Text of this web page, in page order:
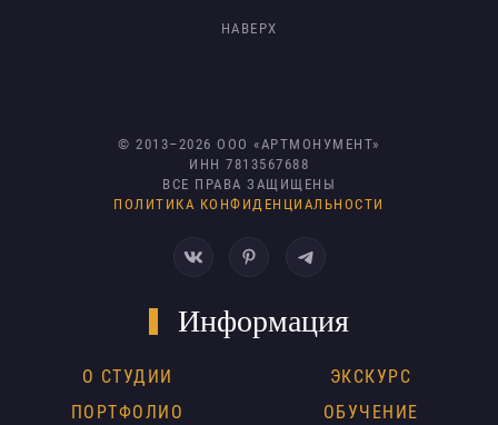
НАВЕРХ
© 2013–2026 ООО «АРТМОНУМЕНТ»
ИНН 7813567688
ВСЕ ПРАВА ЗАЩИЩЕНЫ
ПОЛИТИКА КОНФИДЕНЦИАЛЬНОСТИ
Информация
О СТУДИИ
ПОРТФОЛИО
ЭКСКУРС
ОБУЧЕНИЕ